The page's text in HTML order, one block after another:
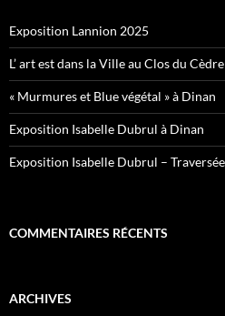
Exposition Lannion 2025
L’ art est dans la Ville au Clos du Cèdre
« Murmures et Blue végétal » à Dinan
Exposition Isabelle Dubrul à Dinan
Exposition Isabelle Dubrul –
COMMENTAIRES RÉCENTS
ARCHIVES